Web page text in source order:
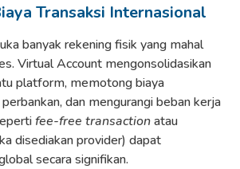
Transaksi Internasional
banyak rekening fisik yang mahal
Virtual Account mengonsolidasikan
platform, memotong biaya
dan mengurangi beban kerja
fee-free transactionatau
disediakan provider) dapat
secara signifikan.